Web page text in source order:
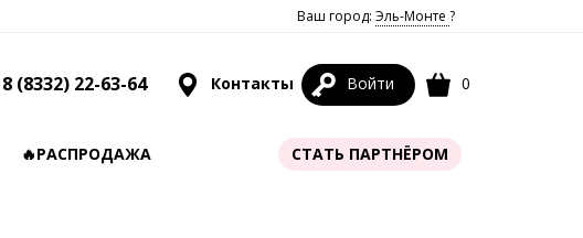
Ваш город: Эль-Монте ?
8 (8332) 22-63-64 Контакты Войти 0
🔥РАСПРОДАЖА СТАТЬ ПАРТНЁРОМ